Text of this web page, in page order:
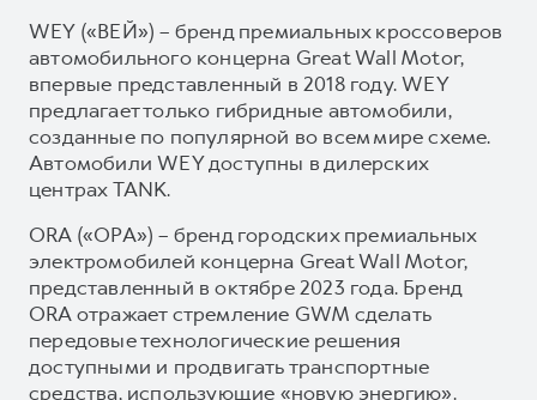
WEY («ВЕЙ») – бренд премиальных кроссоверов
автомобильного концерна Great Wall Motor,
впервые представленный в 2018 году. WEY
предлагает только гибридные автомобили,
созданные по популярной во всем мире схеме.
Автомобили WEY доступны в дилерских
центрах TANK.
ORA («ОРА») – бренд городских премиальных
электромобилей концерна Great Wall Motor,
представленный в октябре 2023 года. Бренд
ORA отражает стремление GWM сделать
передовые технологические решения
доступными и продвигать транспортные
средства, использующие «новую энергию».